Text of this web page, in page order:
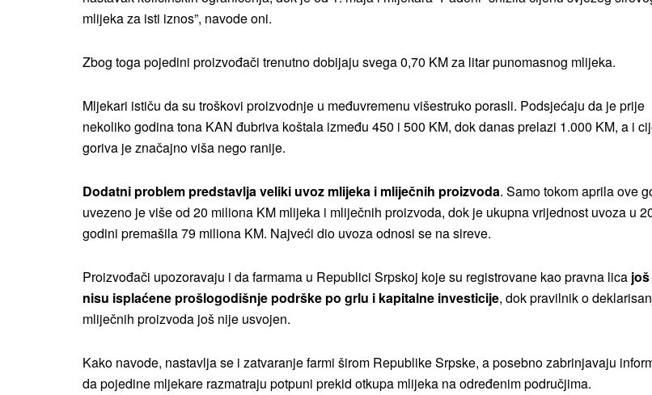
mlijeka za isti iznos”, navode oni.
Zbog toga pojedini proizvođači trenutno dobijaju svega 0,70 KM za litar punomasnog mlijeka.
Mljekari ističu da su troškovi proizvodnje u međuvremenu višestruko porasli. Podsjećaju da je prije
nekoliko godina tona KAN đubriva koštala između 450 i 500 KM, dok danas prelazi 1.000 KM, a i
goriva je značajno viša nego ranije.
Dodatni problem predstavlja veliki uvoz mlijeka i mliječnih proizvoda. Samo tokom aprila ove
uvezeno je više od 20 miliona KM mlijeka i mliječnih proizvoda, dok je ukupna vrijednost uvoza u
godini premašila 79 miliona KM. Najveći dio uvoza odnosi se na sireve.
Proizvođači upozoravaju i da farmama u Republici Srpskoj koje su registrovane kao pravna lica
nisu isplaćene prošlogodišnje podrške po grlu i kapitalne investicije, dok pravilnik o
mliječnih proizvoda još nije usvojen.
Kako navode, nastavlja se i zatvaranje farmi širom Republike Srpske, a posebno zabrinjavaju
da pojedine mljekare razmatraju potpuni prekid otkupa mlijeka na određenim područjima.